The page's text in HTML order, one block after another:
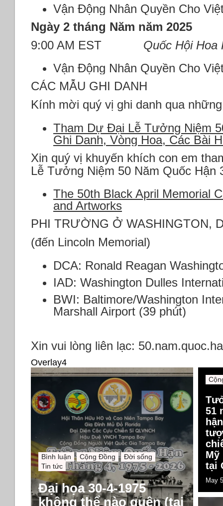
Vận Động Nhân Quyền Cho
Ngày 2 tháng Năm năm 2025
9:00 AM EST Quốc Hội Hoa
Vận Động Nhân Quyền Cho
CÁC MẪU GHI DANH
Kính mời quý vị ghi danh qua
Tham Dự Đại Lễ Tưởng Niệm
Ghi Danh, Vòng Hoa, Các Bài
Xin quý vị khuyến khích con em
Lễ Tưởng Niệm 50 Năm Quốc Hận
The 50th Black April Memorial
and Artworks
PHI TRƯỜNG Ở WASHINGTON,
(đến Lincoln Memorial)
DCA: Ronald Reagan
IAD: Washington Dulles
BWI: Baltimore/Washington
Marshall Airport (39 phút)
Xin vui lòng liên lạc:
Overlay4
Bình luận Cộng Đồng
Đời sống
Tin tức
Đại họa 30-4-1975
không thể nào quên (tại
51
Mỹ
tại
May